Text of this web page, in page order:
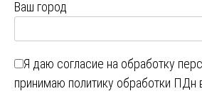
Ваш город
Я даю согласие на обработку
принимаю политику обработки